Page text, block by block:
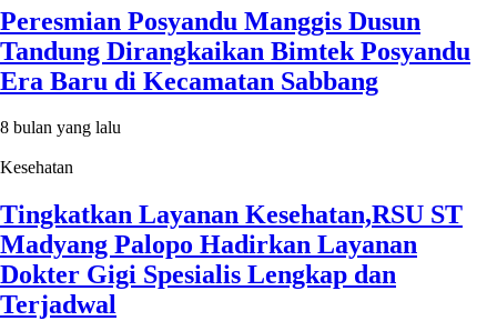
Peresmian Posyandu Manggis Dusun
Tandung Dirangkaikan Bimtek Posyandu
Era Baru di Kecamatan Sabbang
8 bulan yang lalu
Kesehatan
Tingkatkan Layanan Kesehatan,RSU ST
Madyang Palopo Hadirkan Layanan
Dokter Gigi Spesialis Lengkap dan
Terjadwal